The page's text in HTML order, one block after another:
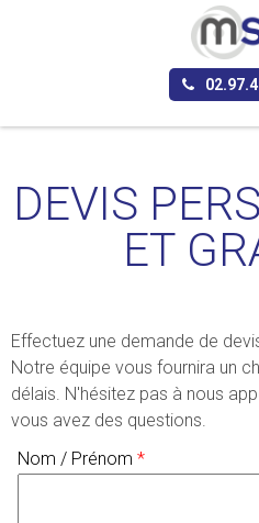
DEVIS
ET
Effectuez une demande de
Notre équipe vous fournira un
délais. N'hésitez pas à nous
vous avez des questions.
Nom / Prénom*